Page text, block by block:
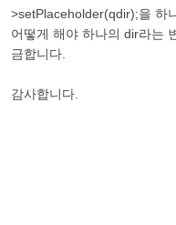
>setPlaceholder(qdir);을 하
어떻게 해야 하나의 dir라는
금합니다.
감사합니다.